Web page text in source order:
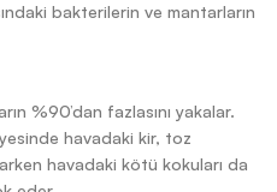
bakterilerin ve mantarların
%90’dan fazlasını yakalar.
havadaki kir, toz
havadaki kötü kokuları da